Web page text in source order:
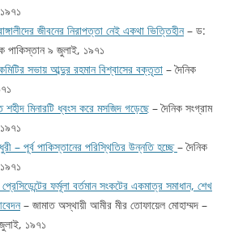
জীবনের নিরাপত্তা নেই একথা ভিত্তিহীন– ড:
পাকিস্তান ৯ জুলাই, ১৯৭১
সভায় আব্দুর রহমান বিশ্বাসের বক্তৃতা – দৈনিক
শহীদ মিনারটি ধ্বংস করে মসজিদ গড়েছে – দৈনিক সংগ্রাম
– পূর্ব পাকিস্তানের পরিস্থিতির উন্নতি হচ্ছে– দৈনিক
ফর্মূলা বর্তমান সংকটের একমাত্র সমাধান, শেখ
– জামাত অস্থায়ী আমীর মীর তোফায়েল মোহাম্মদ –
১৯৭১